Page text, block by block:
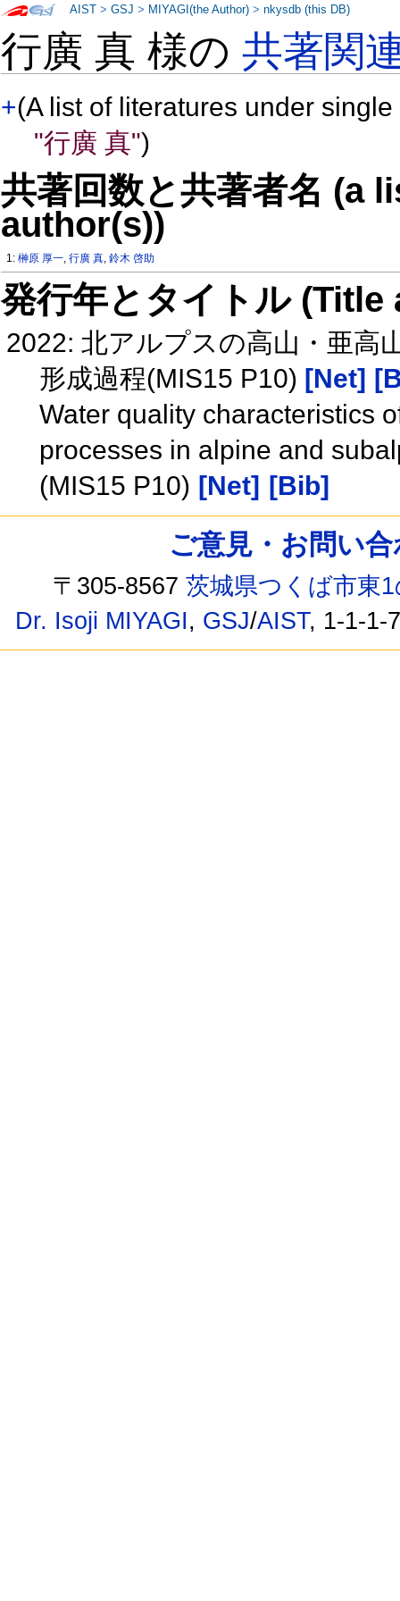
行廣 真 様の共著関
+(A list of literatures under
"行廣 真")
共著回数と共著者名 (a
author(s))
1:榊原 厚一,行廣 真,鈴木 啓助
発行年とタイトル
2022: 北アルプスの高山・亜高
形成過程(MIS15 P10) [Net]
Water quality characteristics
processes in alpine and
(MIS15 P10) [Net] [Bib]
AIST >GSJ > MIYAGI(the Author) >nkysdb (this DB)
ご意見・お問い
〒305-8567茨城県つくば市東
Dr. Isoji MIYAGI, GSJ/AIST, 1-1-1-